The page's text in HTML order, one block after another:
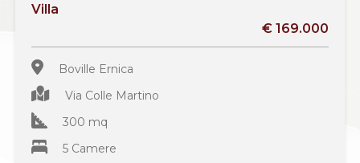
Villa
€ 169.000
Boville Ernica
Via Colle Martino
300 mq
5 Camere